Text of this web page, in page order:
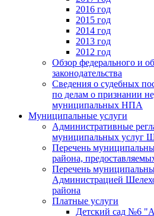
2016 год
2015 год
2014 год
2013 год
2012 год
Обзор федерального и
законодательства
Сведения о судебных
по делам о признании
муниципальных НПА
Муниципальные услуги
Административные
муниципальных услуг
Перечень
района,
Перечень
Администрацией
района
Платные услуги
Детский сад №6